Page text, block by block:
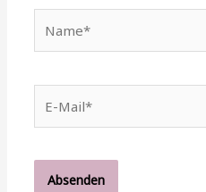
Mail*